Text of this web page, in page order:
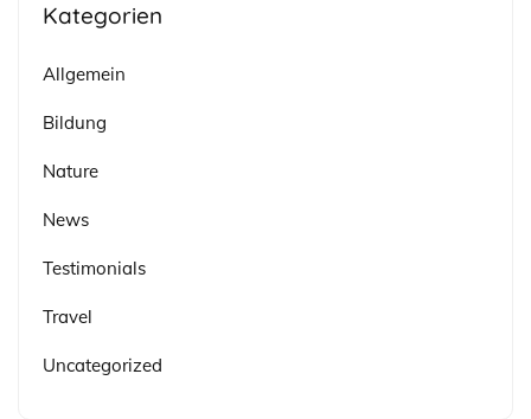
Kategorien
Allgemein
Bildung
Nature
News
Testimonials
Travel
Uncategorized